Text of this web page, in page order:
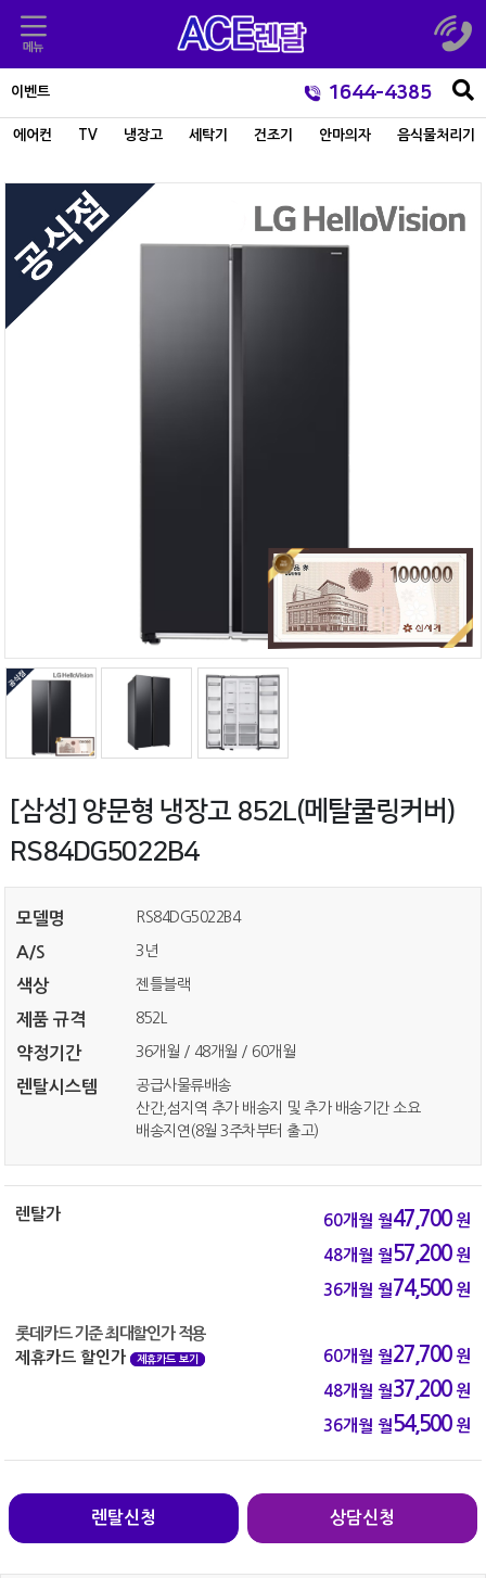
이벤트 1644-4385
에어컨 TV 냉장고 세탁기 건조기 안마의자 음식물처리기
[삼성] 양문형 냉장고 852L(메탈쿨링커버)
RS84DG5022B4
모델명 RS84DG5022B4
A/S 3년
색상 젠틀블랙
제품 규격 852L
약정기간 36개월 / 48개월 / 60개월
렌탈시스템
공급사물류배송
산간,섬지역 추가 배송지 및 추가 배송기간 소요
배송지연(8월 3주차부터 출고)
렌탈가 60개월 월47,700원
48개월 월 57,200원
36개월 월 74,500원
롯데카드 기준 최대할인가 적용
제휴카드 할인가
제휴카드 보기 60개월 월27,700원
48개월 월37,200원
36개월 월 54,500원
렌탈신청 상담신청